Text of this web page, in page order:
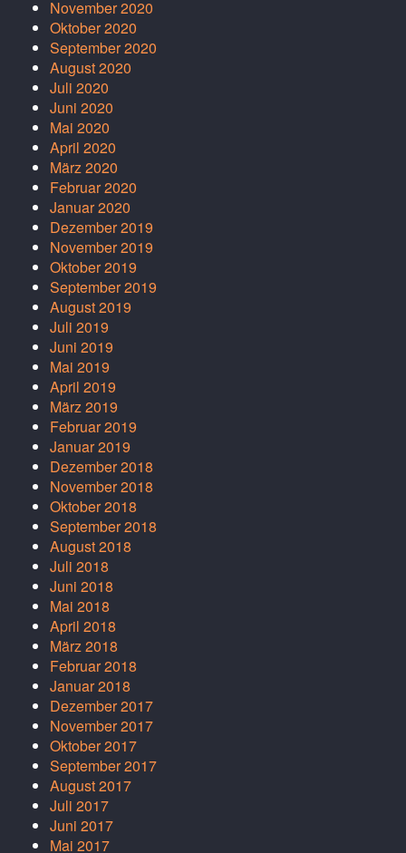
November 2020
Oktober 2020
September 2020
August 2020
Juli 2020
Juni 2020
Mai 2020
April 2020
März 2020
Februar 2020
Januar 2020
Dezember 2019
November 2019
Oktober 2019
September 2019
August 2019
Juli 2019
Juni 2019
Mai 2019
April 2019
März 2019
Februar 2019
Januar 2019
Dezember 2018
November 2018
Oktober 2018
September 2018
August 2018
Juli 2018
Juni 2018
Mai 2018
April 2018
März 2018
Februar 2018
Januar 2018
Dezember 2017
November 2017
Oktober 2017
September 2017
August 2017
Juli 2017
Juni 2017
Mai 2017